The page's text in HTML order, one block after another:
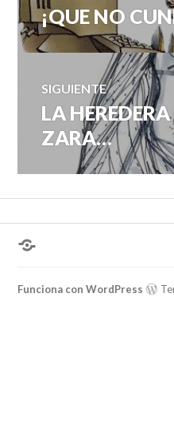
de
entradas
Entrada
anterior:
¡QUE NO
SIGUIENTE
Entrada
siguiente:
LA
ZARA…
Funciona con WordPress